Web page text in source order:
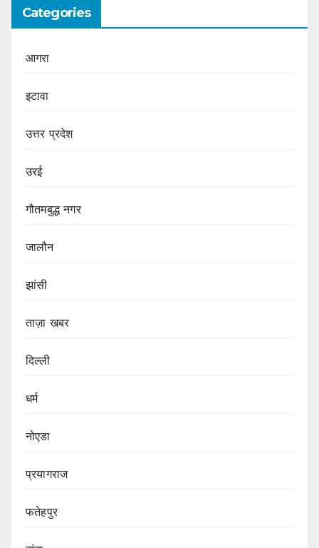
Categories
आगरा
इटावा
उत्तर प्रदेश
उरई
गौतमबुद्ध नगर
जालौन
झांसी
ताज़ा खबर
दिल्ली
धर्म
नोएडा
प्रयागराज
फतेहपुर